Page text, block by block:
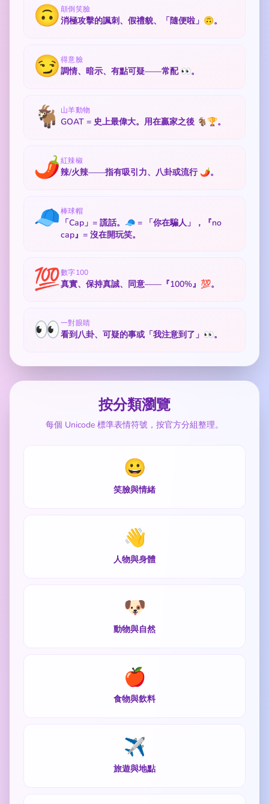
🙃顛倒笑臉
消極攻擊的諷刺、假禮貌、「隨便啦」🙃。
😏得意臉
調情、暗示、有點可疑——常配 👀。
🐐 山羊動物
GOAT = 史上最偉大。用在贏家之後 🐐🏆。
🌶️紅辣椒
辣/火辣——指有吸引力、八卦或流行 🌶️。
🧢棒球帽
「Cap」= 謊話。🧢 = 「你在騙人」，『no
cap』= 沒在開玩笑。
💯數字100
真實、保持真誠、同意——『100%』💯。
👀一對眼睛
看到八卦、可疑的事或「我注意到了」👀。
按分類瀏覽
每個 Unicode 標準表情符號，按官方分組整理。
😀
笑臉與情緒
👋
人物與身體
🐶
動物與自然
🍎
食物與飲料
✈️
旅遊與地點